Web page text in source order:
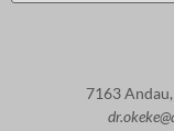
7163